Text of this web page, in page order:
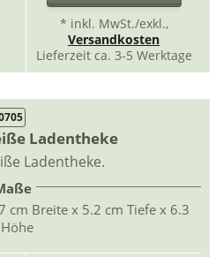
* inkl. MwSt./exkl.,
Versandkosten
Lieferzeit ca. 3-5 Werktage
Ladentheke
Ladentheke.
cm Breite x 5.2 cm Tiefe x 6.3